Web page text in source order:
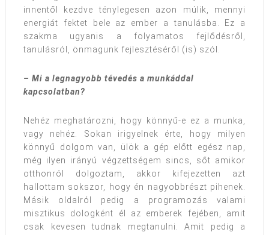
innentől kezdve ténylegesen azon múlik, mennyi
energiát fektet bele az ember a tanulásba. Ez a
szakma ugyanis a folyamatos fejlődésről,
tanulásról, önmagunk fejlesztéséről (is) szól.
– Mi a legnagyobb tévedés a munkáddal
kapcsolatban?
Nehéz meghatározni, hogy könnyű-e ez a munka,
vagy nehéz. Sokan irigyelnek érte, hogy milyen
könnyű dolgom van, ülök a gép előtt egész nap,
még ilyen irányú végzettségem sincs, sőt amikor
otthonról dolgoztam, akkor kifejezetten azt
hallottam sokszor, hogy én nagyobbrészt pihenek.
Másik oldalról pedig a programozás valami
misztikus dologként él az emberek fejében, amit
csak kevesen tudnak megtanulni. Amit pedig a